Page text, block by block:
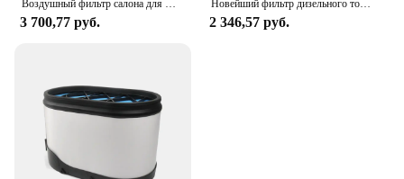
Воздушный фильтр салона для Donaldson B085011 Napa 6637 Fram CA6818 Fleetguard AH1141 WIX 46637
3 700,77 руб.
Новейший фильтр дизельного топлива 4770/WIX 24770, основание с дистанционным креплением, подходит для CAT 1R-0749, прямая замена автомобильных аксессуаров
2 346,57 руб.